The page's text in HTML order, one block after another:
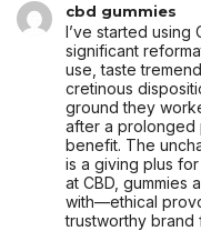
cbd gummies
I’ve started using
significant
use, taste
cretinous
ground they
after a prolonged
benefit. The
is a giving plus
at CBD, gummies
with—ethical
trustworthy brand